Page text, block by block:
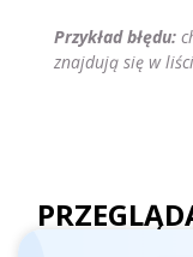
Przykład błędu:
znajdują się w